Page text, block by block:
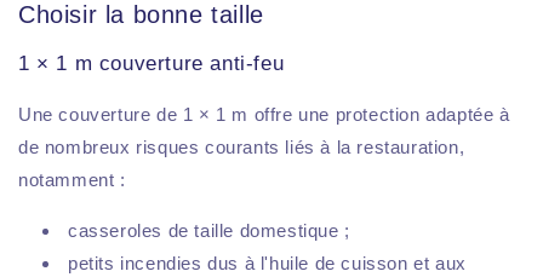
Choisir la bonne taille
1 × 1 m couverture anti-feu
Une couverture de 1 × 1 m offre une protection adaptée à
de nombreux risques courants liés à la restauration,
notamment :
casseroles de taille domestique ;
petits incendies dus à l'huile de cuisson et aux